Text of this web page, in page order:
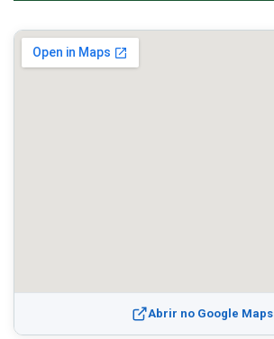
Abrir no Google Maps